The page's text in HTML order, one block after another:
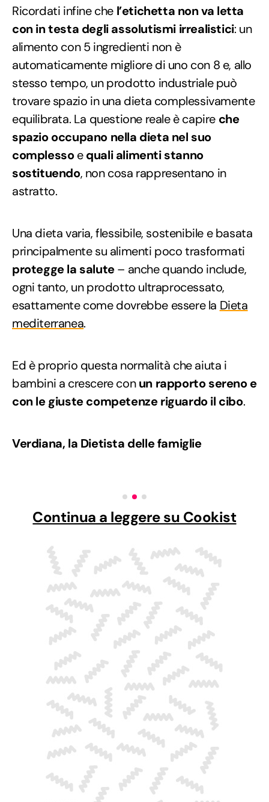
Ricordati infine che l’etichetta non va letta
con in testa degli assolutismi irrealistici: un
alimento con 5 ingredienti non è
automaticamente migliore di uno con 8 e, allo
stesso tempo, un prodotto industriale può
trovare spazio in una dieta complessivamente
equilibrata. La questione reale è capire che
spazio occupano nella dieta nel suo
complessoequali alimenti stanno
sostituendo, non cosa rappresentano in
astratto.
Una dieta varia, flessibile, sostenibile e basata
principalmente su alimenti poco trasformati
protegge la salute– anche quando include,
ogni tanto, un prodotto ultraprocessato,
esattamente come dovrebbe essere la Dieta
mediterranea.
Ed è proprio questa normalità che aiuta i
bambini a crescere conun rapporto sereno e
con le giuste competenze riguardo il cibo.
Verdiana, la Dietista delle famiglie
Continua a leggere su Cookist